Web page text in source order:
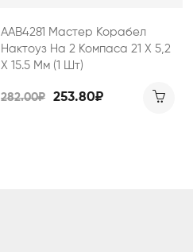
AAB4281 Мастер Корабел
Нактоуз На 2 Компаса 21 Х 5,2
Х 15.5 Мм (1 Шт)
282.00₽ 253.80₽